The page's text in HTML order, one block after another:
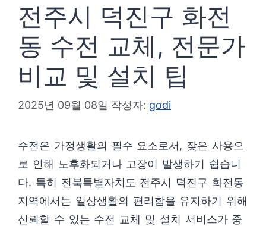
전주시 덕진구 화전
동 수전 교체, 전문가
비교 및 설치 팁
2025년 09월 08일 작성자: godi
수전은 가정생활의 필수 요소로서, 잦은 사용으
로 인해 노후화되거나 고장이 발생하기 쉽습니
다. 특히 전북특별자치도 전주시 덕진구 화전동
지역에서는 일상생활의 편리함을 유지하기 위해
신뢰할 수 있는 수전 교체 및 설치 서비스가 중